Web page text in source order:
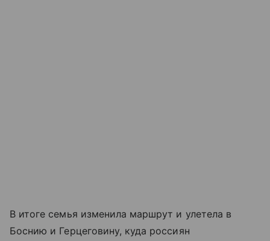
В итоге семья изменила маршрут и улетела в
Боснию и Герцеговину, куда россиян